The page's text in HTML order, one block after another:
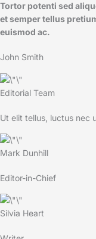
Tortor potenti sed
et semper tellus
euismod ac.​
John Smith
Editorial Team
Ut elit tellus, luctus nec
Mark Dunhill
Editor-in-Chief
Silvia Heart